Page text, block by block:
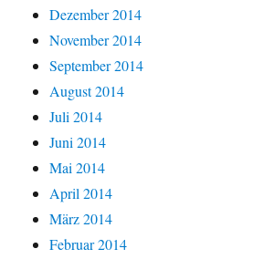
Dezember 2014
November 2014
September 2014
August 2014
Juli 2014
Juni 2014
Mai 2014
April 2014
März 2014
Februar 2014